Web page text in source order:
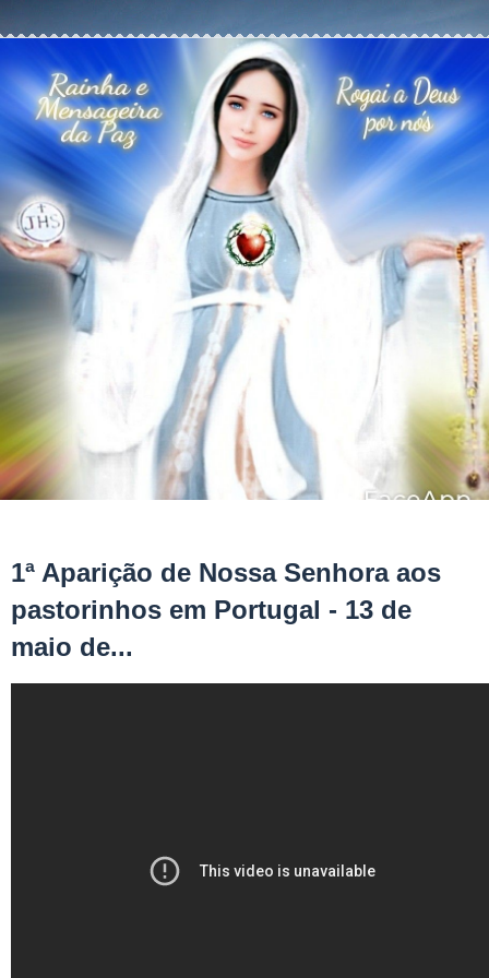
1ª Aparição de Nossa Senhora aos
pastorinhos em Portugal - 13 de
maio de...